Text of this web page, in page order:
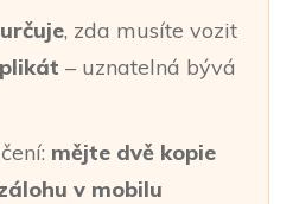
, zda musíte vozit
– uznatelná bývá
mějte dvě kopie
v mobilu